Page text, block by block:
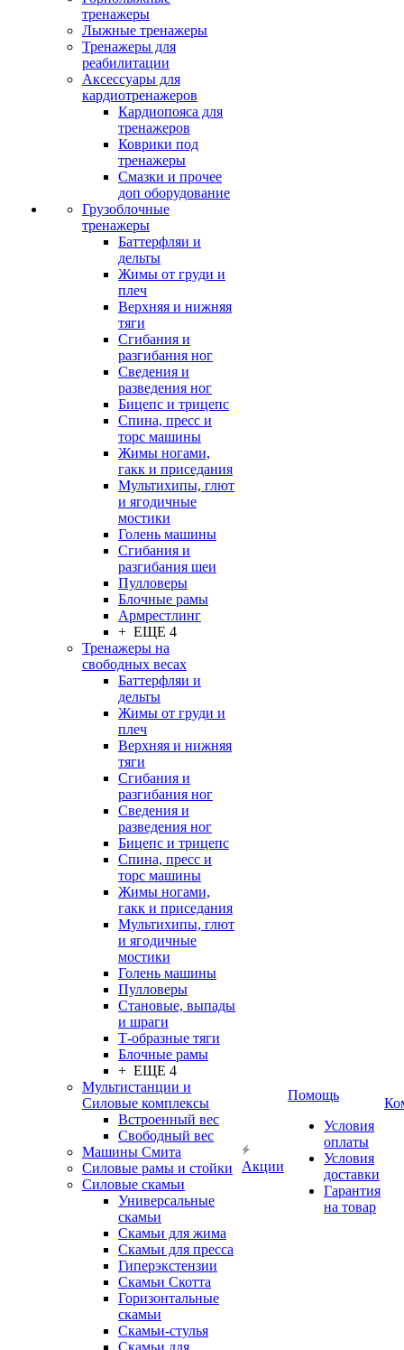
тренажеры
Лыжные тренажеры
Тренажеры для
реабилитации
Аксессуары для
кардиотренажеров
Кардиопояса для
тренажеров
Коврики под
тренажеры
Смазки и прочее
доп оборудование
Грузоблочные
тренажеры
Баттерфляи и
дельты
Жимы от груди и
плеч
Верхняя и нижняя
тяги
Сгибания и
разгибания ног
Сведения и
разведения ног
Бицепс и трицепс
Спина, пресс и
торс машины
Жимы ногами,
гакк и приседания
Мультихипы, глют
и ягодичные
мостики
Голень машины
Сгибания и
разгибания шеи
Пулловеры
Блочные рамы
Армрестлинг
+ ЕЩЕ 4
Тренажеры на
свободных весах
Баттерфляи и
дельты
Жимы от груди и
плеч
Верхняя и нижняя
тяги
Сгибания и
разгибания ног
Сведения и
разведения ног
Бицепс и трицепс
Спина, пресс и
торс машины
Жимы ногами,
гакк и приседания
Мультихипы, глют
и ягодичные
мостики
Голень машины
Пулловеры
Становые, выпады
и шраги
Т-образные тяги
Блочные рамы
+ ЕЩЕ 4
Мультистанции и
Силовые комплексы
Встроенный вес
Свободный вес
Машины Смита
Силовые рамы и стойки
Силовые скамьи
Универсальные
скамьи
Скамьи для жима
Скамьи для пресса
Гиперэкстензии
Скамьи Скотта
Горизонтальные
скамьи
Скамьи-стулья
Скамьи для
Акции
Помощь
Условия
оплаты
Условия
доставки
Гарантия
на товар